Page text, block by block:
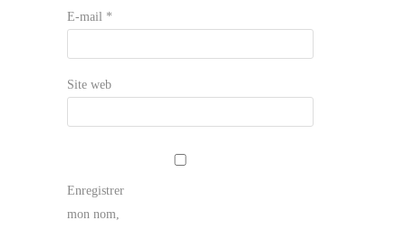
E-mail *
Site web
Enregistrer
mon nom,